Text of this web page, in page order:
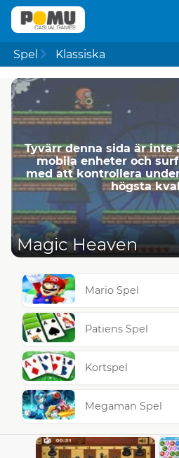
Spel Klassiska
Tyvärr denna sida är
mobila enheter och
med att kontrollera
högsta
Magic Heaven
Mario Spel
Patiens Spel
Kortspel
Megaman Spel